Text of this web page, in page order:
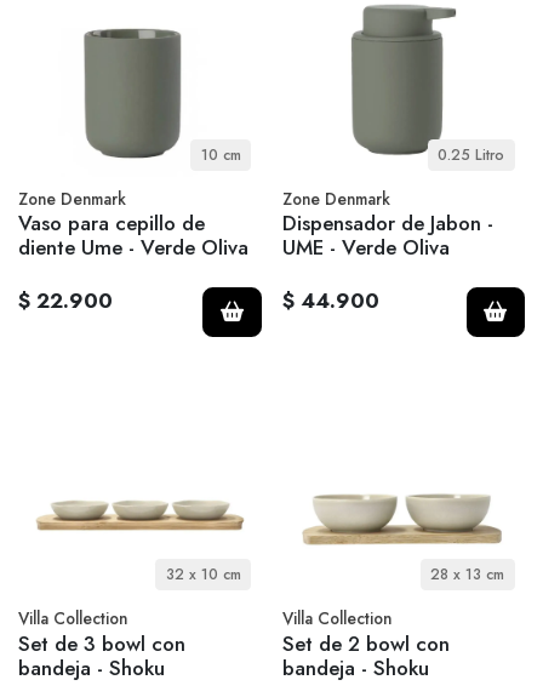
10 cm
Zone Denmark
Vaso para cepillo de
diente Ume - Verde Oliva
$ 22.900
0.25 Litro
Zone Denmark
Dispensador de Jabon -
UME - Verde Oliva
$ 44.900
32 x 10 cm
Villa Collection
Set de 3 bowl con
bandeja - Shoku
28 x 13 cm
Villa Collection
Set de 2 bowl con
bandeja - Shoku